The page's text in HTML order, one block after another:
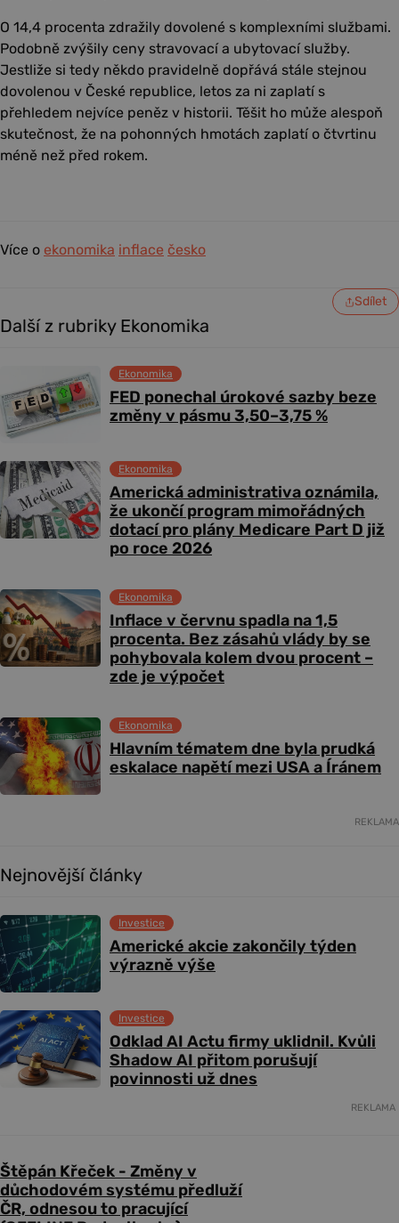
O 14,4 procenta zdražily dovolené s komplexními službami.
Podobně zvýšily ceny stravovací a ubytovací služby.
Jestliže si tedy někdo pravidelně dopřává stále stejnou
dovolenou v České republice, letos za ni zaplatí s
přehledem nejvíce peněz v historii. Těšit ho může alespoň
skutečnost, že na pohonných hmotách zaplatí o čtvrtinu
méně než před rokem.
Více o ekonomika inflace česko
Sdílet
Další z rubriky Ekonomika
FED ponechal úrokové sazby beze
změny v pásmu 3,50–3,75 %
Ekonomika
Americká administrativa oznámila,
že ukončí program mimořádných
dotací pro plány Medicare Part D již
po roce 2026
Ekonomika
Inflace v červnu spadla na 1,5
procenta. Bez zásahů vlády by se
pohybovala kolem dvou procent –
zde je výpočet
Ekonomika
Hlavním tématem dne byla prudká
eskalace napětí mezi USA a Íránem
Ekonomika
REKLAMA
Nejnovější články
Americké akcie zakončily týden
výrazně výše
Investice
Odklad AI Actu firmy uklidnil. Kvůli
Shadow AI přitom porušují
povinnosti už dnes
Investice
REKLAMA
Štěpán Křeček - Změny v
důchodovém systému předluží
ČR, odnesou to pracující